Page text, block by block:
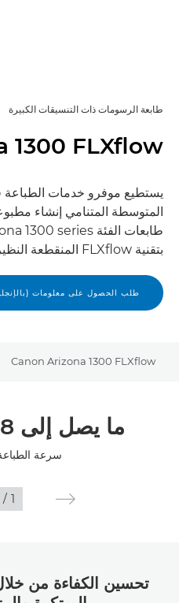
طابعة الرسومات ذات التنسيقات الكبيرة
1300 FLXﬂow
يستطيع موفرو خدمات الطباعة
المتوسطة المتنامي إنشاء
بتقنية FLXﬂow المنقطعة النظير.
طلب الحصول على معلومات
Canon Arizona 1300 FLXﬂow
ما يصل إلى 52,8 م
سرعة
1
/
تحسين الكفاءة من